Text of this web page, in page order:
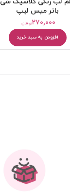
باتر میس لیپ
تومان۲۷۰,۰۰۰
افزودن به سبد خرید